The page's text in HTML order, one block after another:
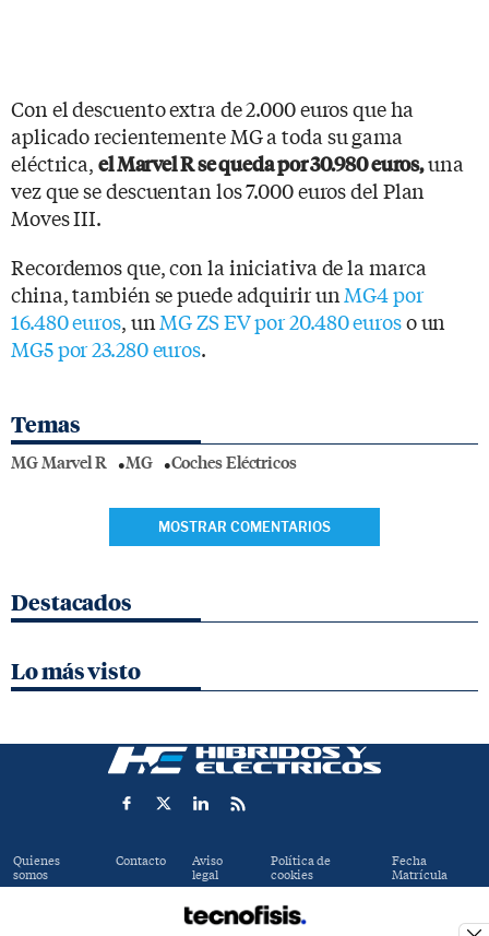
Con el descuento extra de 2.000 euros que ha
aplicado recientemente MG a toda su gama
eléctrica, el Marvel R se queda por 30.980 euros,una
vez que se descuentan los 7.000 euros del Plan
Moves III.
Recordemos que, con la iniciativa de la marca
china, también se puede adquirir unMG4 por
16.480 euros, unMG ZS EV por 20.480 euroso un
MG5 por 23.280 euros.
Temas
MG Marvel R MG Coches Eléctricos
MOSTRAR COMENTARIOS
Destacados
Lo más visto
Quienes
somos
Contacto Aviso
legal
Política de
cookies
Fecha
Matrícula